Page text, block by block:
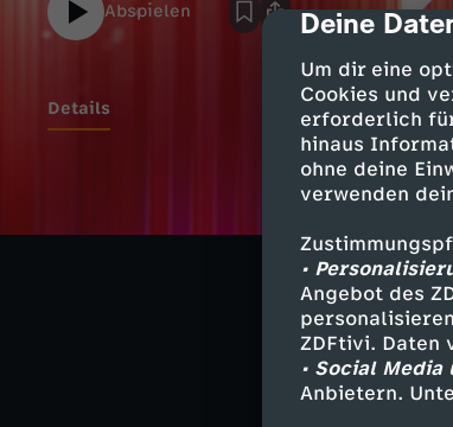
cmp-
Deine
Um dir eine
Cookies und
erforderlich
hinaus
ohne deine
verwenden
•
Angebot des
ZDFtivi. Daten
• Social
Anbietern.
Abspielen
Details
Helene
Großer
50